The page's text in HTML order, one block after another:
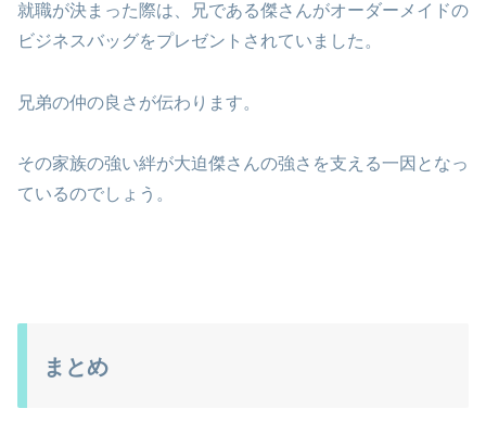
就職が決まった際は、兄である傑さんがオーダーメイドの
ビジネスバッグをプレゼントされていました。
兄弟の仲の良さが伝わります。
その家族の強い絆が大迫傑さんの強さを支える一因となっ
ているのでしょう。
まとめ